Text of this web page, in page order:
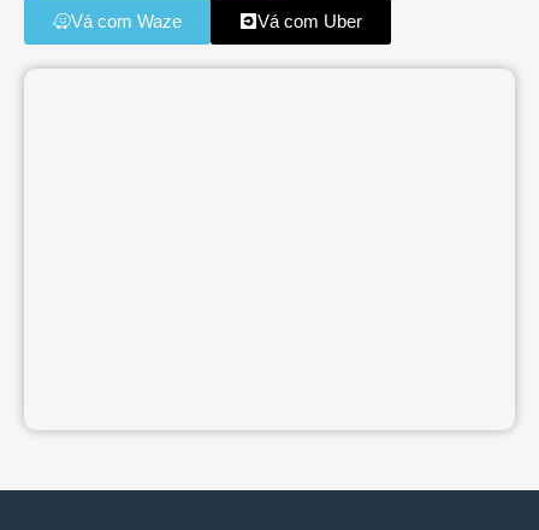
Vá com Waze Vá com Uber